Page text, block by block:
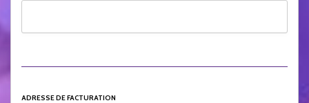
ADRESSE DE FACTURATION